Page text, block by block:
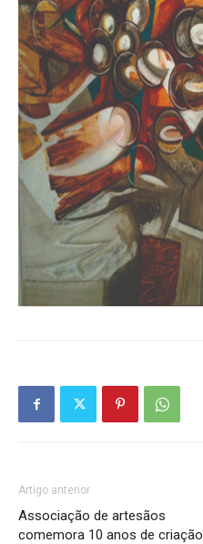
Artigo anterior
Associação de artesãos
comemora 10 anos de criação